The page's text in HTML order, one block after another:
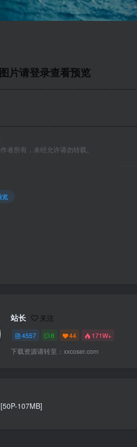
片请登录查看预览
者所有，未经允许请勿转载。
览
站长 关注
4557 6 44 171W+
下载资源请转至：xxcoser.com
107MB]